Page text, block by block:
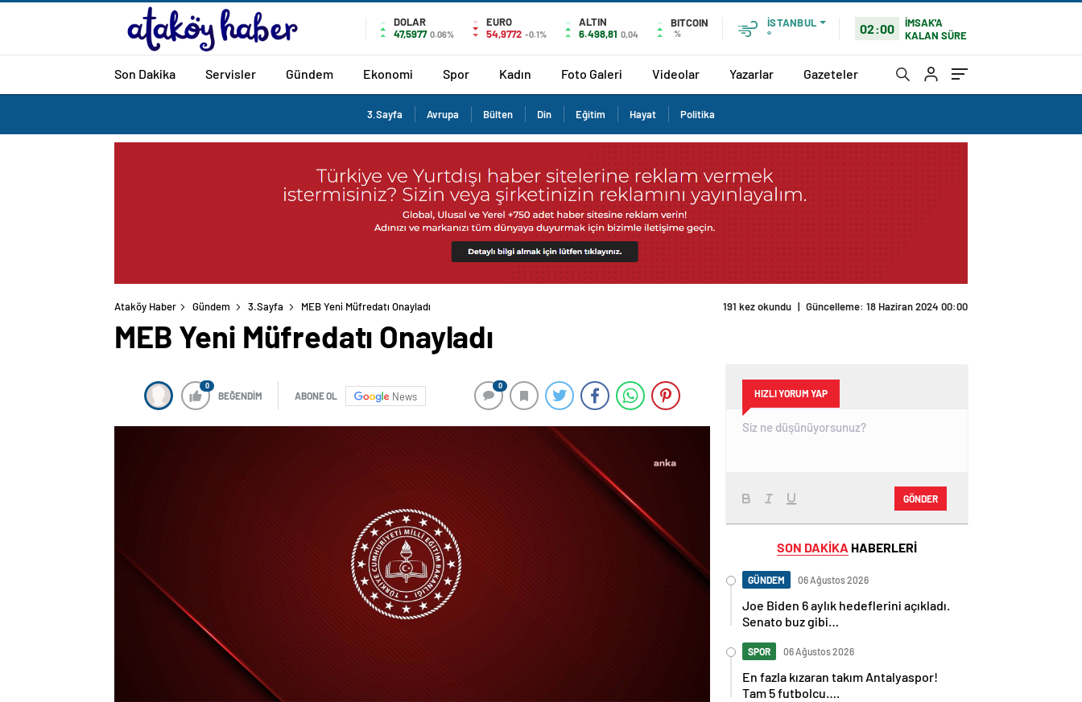
DOLAR
47,5977 0.06%
EURO
54,9772 -0.1%
ALTIN
6.498,81 0,04
BITCOIN
%
İSTANBUL
°
02:00
İMSAK'A
KALAN SÜRE
Son Dakika Servisler Gündem Ekonomi Spor Kadın Foto Galeri Videolar Yazarlar Gazeteler
3.Sayfa Avrupa Bülten Din Eğitim Hayat Politika
Ataköy Haber Gündem 3.Sayfa MEB Yeni Müfredatı Onayladı 191 kez okundu | Güncelleme: 18 Haziran 2024 00:00
MEB Yeni Müfredatı Onayladı
0
BEĞENDİM ABONE OL News
0
HIZLI YORUM YAP
GÖNDER
SON DAKİKA HABERLERİ
GÜNDEM 06 Ağustos 2026
Joe Biden 6 aylık hedeflerini açıkladı.
Senato buz gibi…
SPOR 06 Ağustos 2026
En fazla kızaran takım Antalyaspor!
Tam 5 futbolcu….